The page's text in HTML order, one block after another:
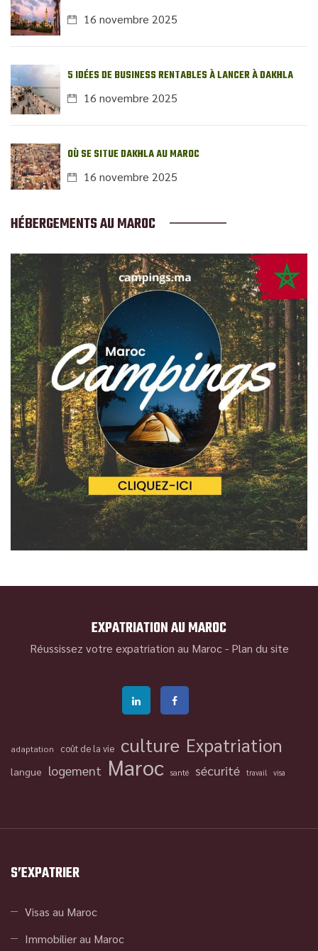
16 novembre 2025
5 IDÉES DE BUSINESS RENTABLES À LANCER À DAKHLA
16 novembre 2025
OÙ SE SITUE DAKHLA AU MAROC
16 novembre 2025
HÉBERGEMENTS AU MAROC
EXPATRIATION AU MAROC
Réussissez votre expatriation au Maroc - Plan du site
adaptation coût de la vie culture Expatriation
langue logement Maroc santé sécurité travail visa
S’EXPATRIER
Visas au Maroc
Immobilier au Maroc